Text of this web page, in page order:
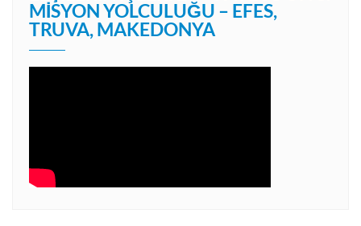
MISYON YOLCULUĞU – EFES,
TRUVA, MAKEDONYA